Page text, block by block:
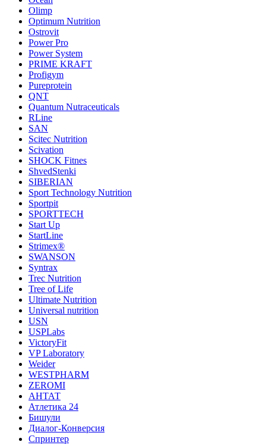
Olimp
Optimum Nutrition
Ostrovit
Power Pro
Power System
PRIME KRAFT
Profigym
Pureprotein
QNT
Quantum Nutraceuticals
RLine
SAN
Scitec Nutrition
Scivation
SHOCK Fitnes
ShvedStenki
SIBERIAN
Sport Technology Nutrition
Sportpit
SPORTTECH
Start Up
StartLine
Strimex®
SWANSON
Syntrax
Trec Nutrition
Tree of Life
Ultimate Nutrition
Universal nutrition
USN
USPLabs
VictoryFit
VP Laboratory
Weider
WESTPHARM
ZEROMI
АНТАТ
Атлетика 24
Бишули
Диалог-Конверсия
Спринтер